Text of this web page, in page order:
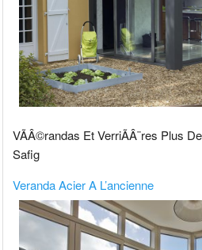
VÃÂ©randas Et VerriÃÂ¨res Plus
Safig
Veranda Acier A L’ancienne